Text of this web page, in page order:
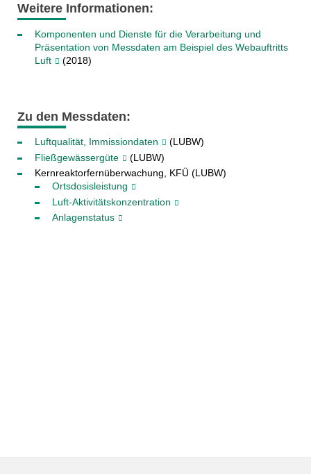
Weitere Informationen:
Komponenten und Dienste für die Verarbeitung und
Präsentation von Messdaten am Beispiel des Webauftritts
Luft
(2018)
Zu den Messdaten:
Luftqualität, Immissiondaten
(LUBW)
Fließgewässergüte
(LUBW)
Kernreaktorfernüberwachung, KFÜ (LUBW)
Ortsdosisleistung
Luft-Aktivitätskonzentration
Anlagenstatus